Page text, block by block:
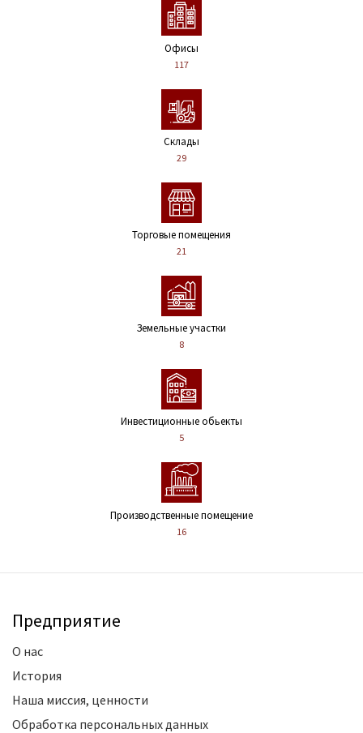
Офисы
117
Склады
29
Торговые помещения
21
Земельные участки
8
Инвестиционные обьекты
5
Производственные помещение
16
Предприятие
О нас
История
Наша миссия, ценности
Обработка персональных данных